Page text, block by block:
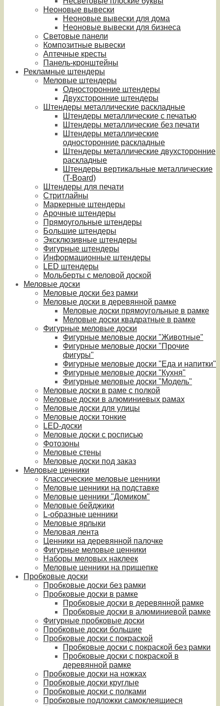
Неоновые вывески
Неоновые вывески для дома
Неоновые вывески для бизнеса
Световые панели
Композитные вывески
Аптечные кресты
Панель-кронштейны
Рекламные штендеры
Меловые штендеры
Односторонние штендеры
Двухсторонние штендеры
Штендеры металлические раскладные
Штендеры металлические с печатью
Штендеры металлические без печати
Штендеры металлические
односторонние раскладные
Штендеры металлические двухсторонние
раскладные
Штендеры вертикальные металлические
(T-Board)
Штендеры для печати
Стритлайны
Маркерные штендеры
Арочные штендеры
Прямоугольные штендеры
Большие штендеры
Эксклюзивные штендеры
Фигурные штендеры
Информационные штендеры
LED штендеры
Мольберты с меловой доской
Меловые доски
Меловые доски без рамки
Меловые доски в деревянной рамке
Меловые доски прямоугольные в рамке
Меловые доски квадратные в рамке
Фигурные меловые доски
Фигурные меловые доски "Животные"
Фигурные меловые доски "Прочие
фигуры"
Фигурные меловые доски "Еда и напитки"
Фигурные меловые доски "Кухня"
Фигурные меловые доски "Модель"
Меловые доски в раме с полкой
Меловые доски в алюминиевых рамах
Меловые доски для улицы
Меловые доски тонкие
LED-доски
Меловые доски с росписью
Фотозоны
Меловые стены
Меловые доски под заказ
Меловые ценники
Классические меловые ценники
Меловые ценники на подставке
Меловые ценники "Домиком"
Меловые бейджики
L-образные ценники
Меловые ярлыки
Меловая лента
Ценники на деревянной палочке
Фигурные меловые ценники
Наборы меловых наклеек
Меловые ценники на прищепке
Пробковые доски
Пробковые доски без рамки
Пробковые доски в рамке
Пробковые доски в деревянной рамке
Пробковые доски в алюминиевой рамке
Фигурные пробковые доски
Пробковые доски большие
Пробковые доски с покраской
Пробковые доски с покраской без рамки
Пробковые доски с покраской в
деревянной рамке
Пробковые доски на ножках
Пробковые доски круглые
Пробковые доски с полками
Пробковые подложки самоклеящиеся